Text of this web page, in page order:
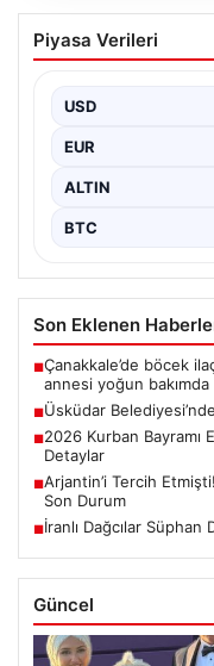
Üsküdar
Sibel Tan
Piyasa Verileri
USD
EUR
ALTIN
BTC
Son Eklenen
■Çanakkale’de böcek
annesi yoğun bakımda
■Üsküdar
■2026 Kurban Bayramı
Detaylar
■Arjantin’i Tercih
Son Durum
■İranlı Dağcılar Süphan
Güncel